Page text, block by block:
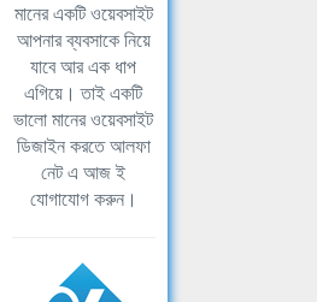
মানের একটি ওয়েবসাইট
আপনার ব্যবসাকে নিয়ে
যাবে আর এক ধাপ
এগিয়ে। তাই একটি
ভালো মানের ওয়েবসাইট
ডিজাইন করতে আলফা
নেট এ আজ ই
যোগাযোগ করুন।